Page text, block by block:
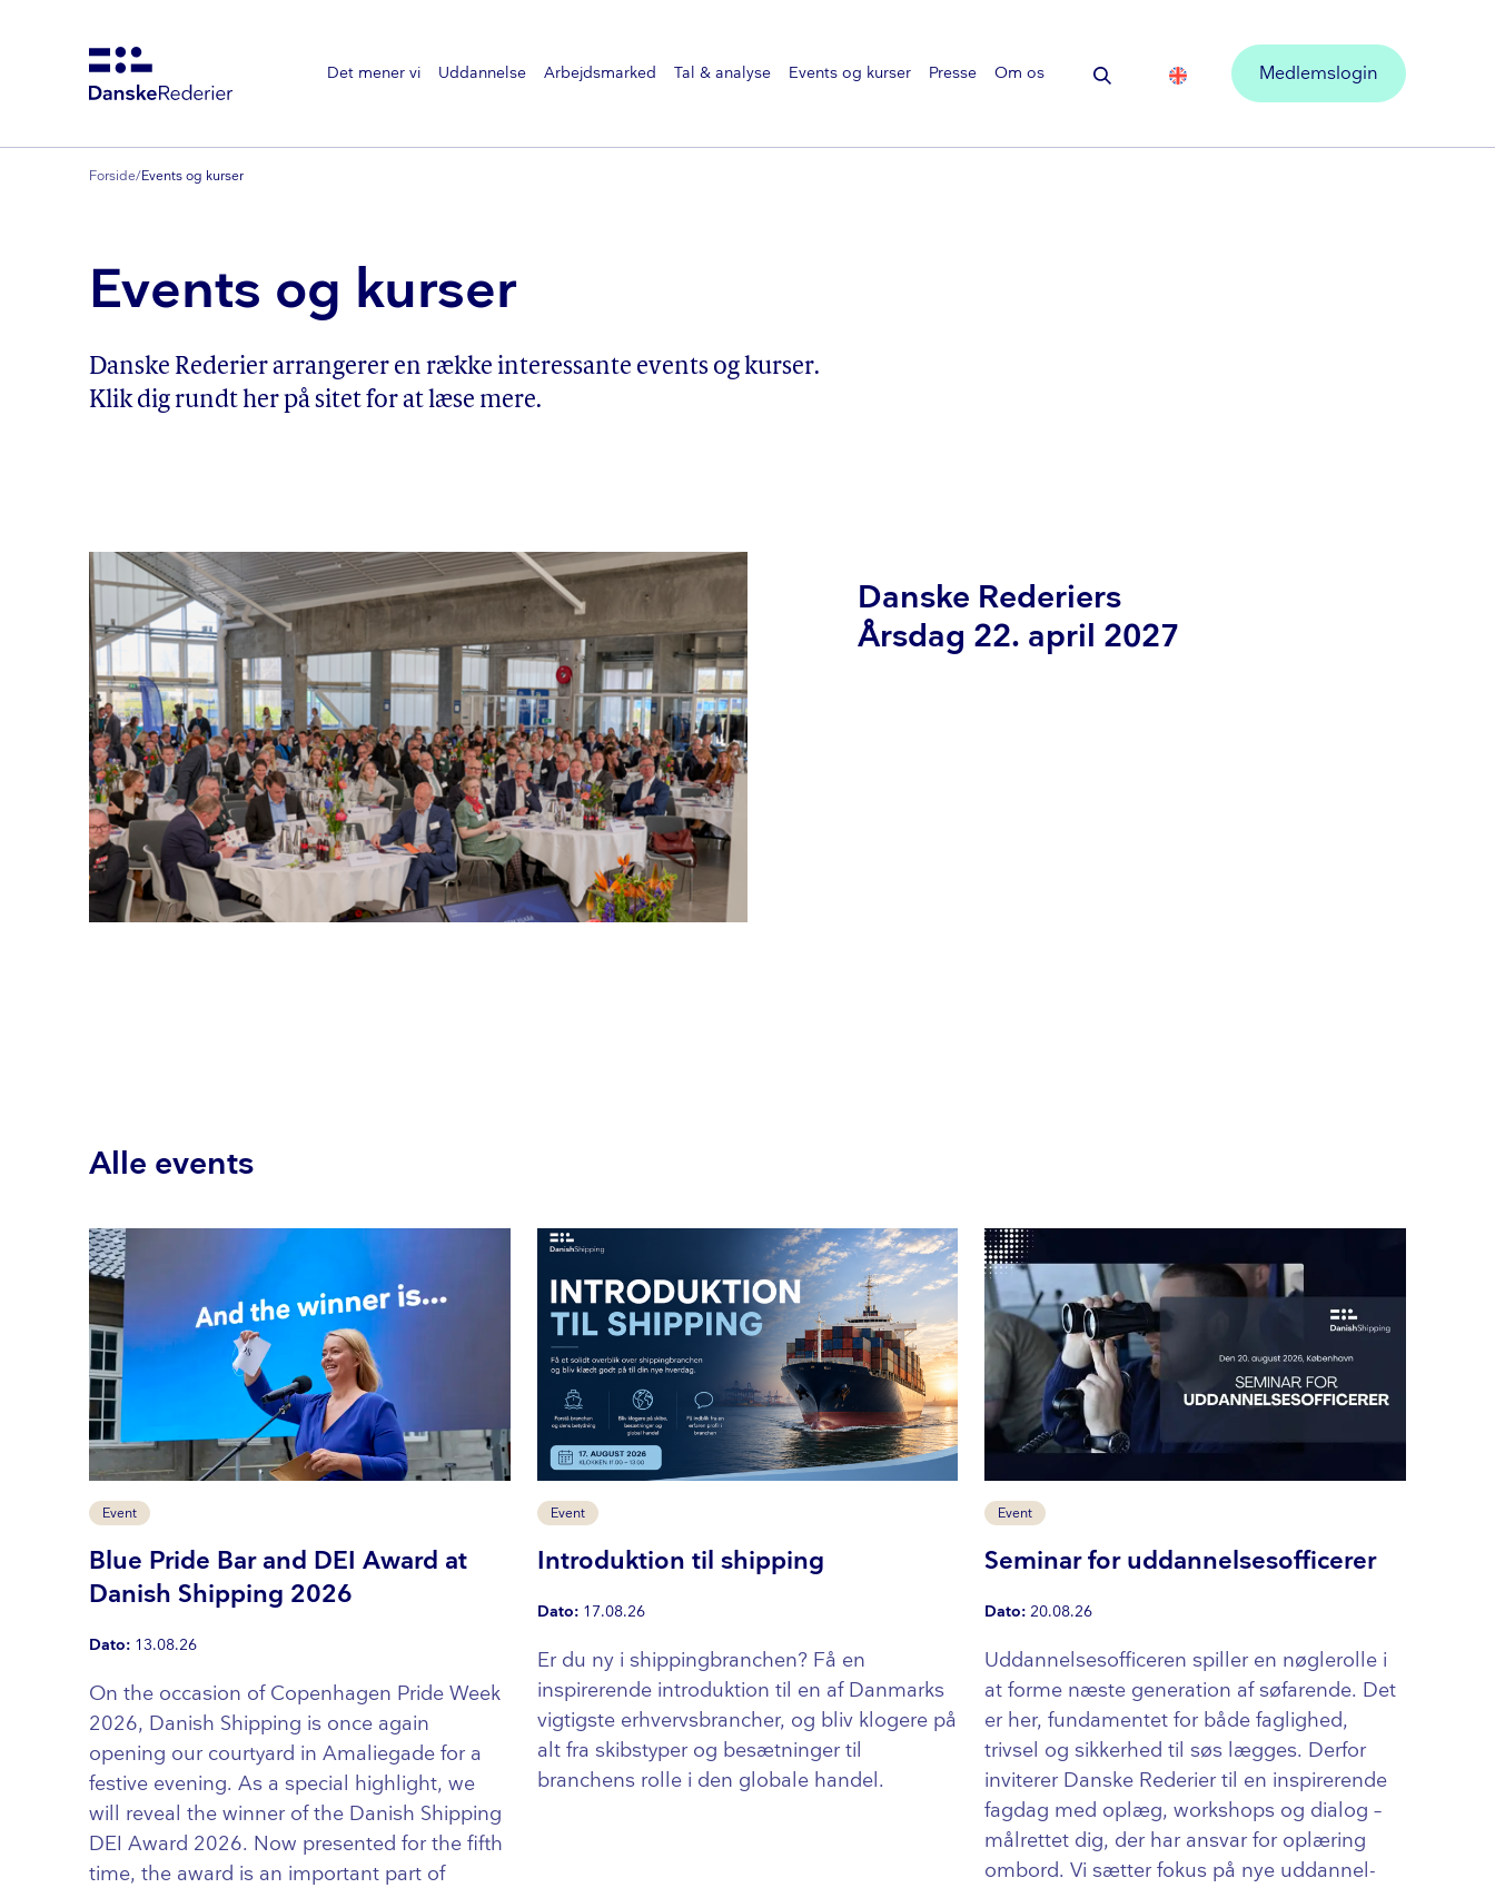
Det mener vi Uddannelse Arbejdsmarked Tal & analyse Events og kurser Presse Om os Medlemslogin
Forside/Events og kurser
Events og kurser
Danske Rederier arrangerer en række interessante events og kurser.
Klik dig rundt her på sitet for at læse mere.
Danske Rederiers
Årsdag 22. april 2027
Alle events
Event
Blue Pride Bar and DEI Award at
Danish Shipping 2026
Dato: 13.08.26
On the occasion of Copenhagen Pride Week
2026, Danish Shipping is once again
opening our courtyard in Amaliegade for a
festive evening. As a special highlight, we
will reveal the winner of the Danish Shipping
DEI Award 2026. Now presented for the fifth
time, the award is an important part of
Event
Introduktion til shipping
Dato: 17.08.26
Er du ny i ship­ping­bran­chen? Få en
inspirerende introduktion til en af Danmarks
vigtigste er­hvervs­bran­cher, og bliv klogere på
alt fra skibstyper og besætninger til
branchens rolle i den globale handel.
Event
Seminar for uddannelsesofficerer
Dato: 20.08.26
Ud­dan­nel­ses­of­fi­ce­ren spiller en nøglerolle i
at forme næste generation af søfarende. Det
er her, fundamentet for både faglighed,
trivsel og sikkerhed til søs lægges. Derfor
inviterer Danske Rederier til en inspirerende
fagdag med oplæg, workshops og dialog –
målrettet dig, der har ansvar for oplæring
ombord. Vi sætter fokus på nye ud­dan­nel­